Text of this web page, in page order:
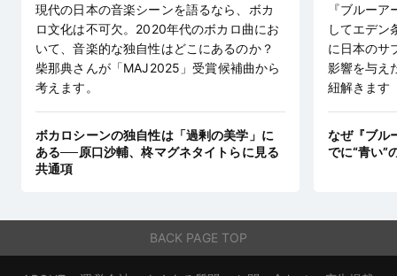
現代の日本の音楽シーンを語るなら、ボカ
ロ文化は不可欠。2020年代のボカロ曲にお
いて、音楽的な独自性はどこにあるのか？
柴那典さんが「MAJ2025」受賞候補曲から
考えます。
ボカロシーンの独自性は「過剰の美学」に
ある──原口沙輔、柊マグネタイトらに見る
共通項
『ブルー
してエデン
に日本のサ
影響を与え
紐解きます
なぜ『ブル
でに“青い”
BACK PAGE TOP